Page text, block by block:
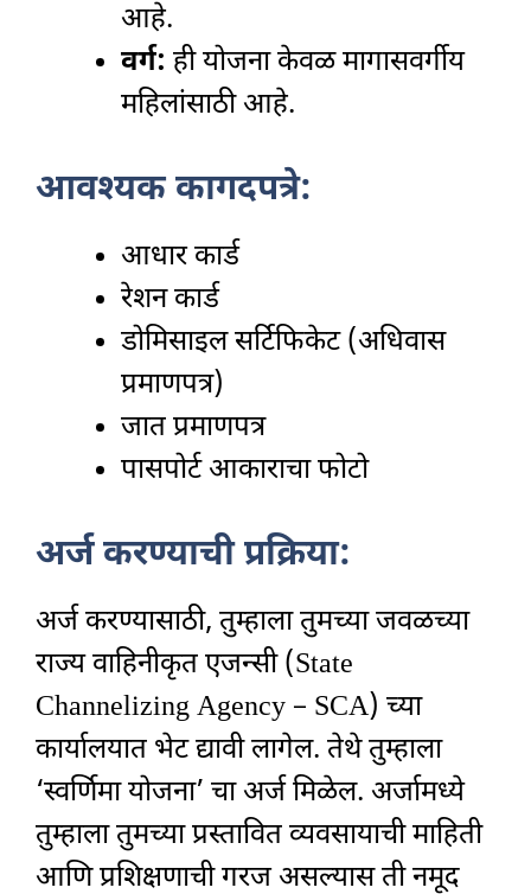
आहे.
वर्ग: ही योजना केवळ मागासवर्गीय
महिलांसाठी आहे.
आवश्यक कागदपत्रे:
आधार कार्ड
रेशन कार्ड
डोमिसाइल सर्टिफिकेट (अधिवास
प्रमाणपत्र)
जात प्रमाणपत्र
पासपोर्ट आकाराचा फोटो
अर्ज करण्याची प्रक्रिया:
अर्ज करण्यासाठी, तुम्हाला तुमच्या जवळच्या
राज्य वाहिनीकृत एजन्सी (State
Channelizing Agency – SCA) च्या
कार्यालयात भेट द्यावी लागेल. तेथे तुम्हाला
‘स्वर्णिमा योजना’ चा अर्ज मिळेल. अर्जामध्ये
तुम्हाला तुमच्या प्रस्तावित व्यवसायाची माहिती
आणि प्रशिक्षणाची गरज असल्यास ती नमूद